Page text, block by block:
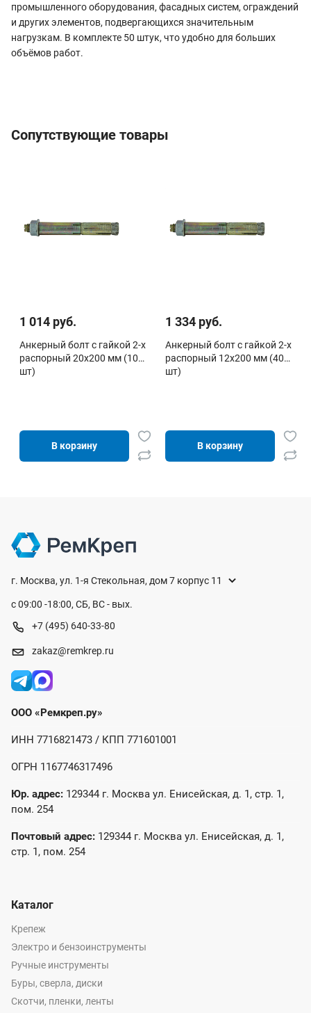
промышленного оборудования, фасадных систем, ограждений
и других элементов, подвергающихся значительным
нагрузкам. В комплекте 50 штук, что удобно для больших
объёмов работ.
Сопутствующие товары
1 014 руб.
Анкерный болт с гайкой 2-х
распорный 20х200 мм (10
шт)
В корзину
1 334 руб.
Анкерный болт с гайкой 2-х
распорный 12х200 мм (40
шт)
В корзину
г. Москва, ул. 1-я Стекольная, дом 7 корпус 11
с 09:00 -18:00, СБ, ВС - вых.
+7 (495) 640-33-80
zakaz@remkrep.ru
ООО «Ремкреп.ру»
ИНН 7716821473 / КПП 771601001
ОГРН 1167746317496
Юр. адрес: 129344 г. Москва ул. Енисейская, д. 1, стр. 1,
пом. 254
Почтовый адрес: 129344 г. Москва ул. Енисейская, д. 1,
стр. 1, пом. 254
Каталог
Крепеж
Электро и бензоинструменты
Ручные инструменты
Буры, сверла, диски
Скотчи, пленки, ленты